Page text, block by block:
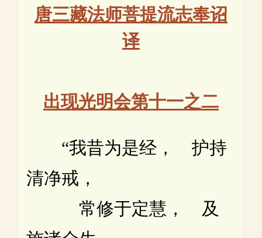
唐三藏法师菩提流志奉诏
译
出现光明会第十一之二
“我昔为是经， 护持
清净戒，
常修于定慧， 及